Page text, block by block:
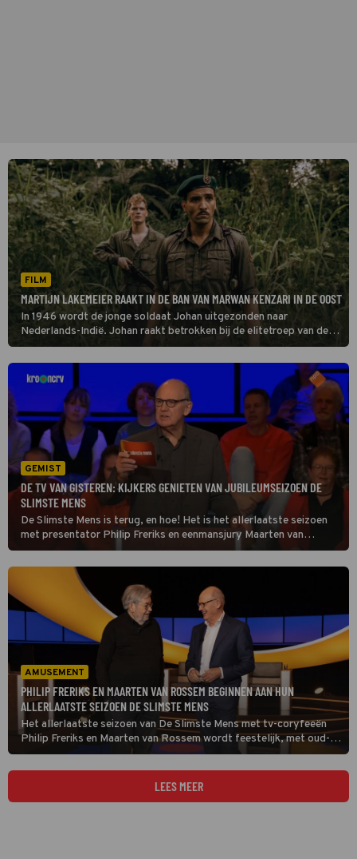
FILM
MARTIJN LAKEMEIER RAAKT IN DE BAN VAN MARWAN KENZARI IN DE OOST
In 1946 wordt de jonge soldaat Johan uitgezonden naar
Nederlands-Indië. Johan raakt betrokken bij de elitetroep van de
beruchte kapitein Raymond Westerling, die de opstand van
rebellen gewelddadig proberen te stoppen. De wreedheden
beginnen steeds meer aan Johan te knagen, zo zie je in De Oost op
GEMIST
DE TV VAN GISTEREN: KIJKERS GENIETEN VAN JUBILEUMSEIZOEN DE
SLIMSTE MENS
De Slimste Mens is terug, en hoe! Het is het allerlaatste seizoen
met presentator Philip Freriks en eenmansjury Maarten van
Rossem. Aan het jubileumseizoen doen alleen oud-winnaars en
opvallende oud-kandidaten mee, tot groot enthousiasme van de
kijkers thuis.
AMUSEMENT
PHILIP FRERIKS EN MAARTEN VAN ROSSEM BEGINNEN AAN HUN
ALLERLAATSTE SEIZOEN DE SLIMSTE MENS
Het allerlaatste seizoen van De Slimste Mens met tv-coryfeeën
Philip Freriks en Maarten van Rossem wordt feestelijk, met oud-
winnaars en andere opvallende oud-deelnemers. Met in deze start:
Joes Brauers, Angela de Jong en Klaas Dijkhoff.
LEES MEER